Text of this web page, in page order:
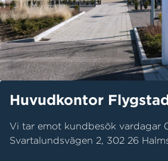
Huvudkontor
Vi tar emot kundbesök vardagar
Svartalundsvägen 2, 302 26